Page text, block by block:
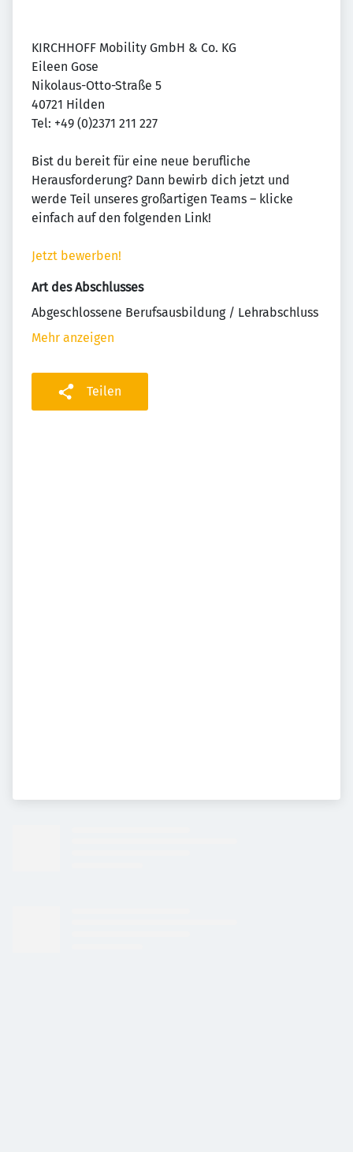
KIRCHHOFF Mobility GmbH & Co. KG
Eileen Gose
Nikolaus-Otto-Straße 5
40721 Hilden
Tel: +49 (0)2371 211 227
Bist du bereit für eine neue berufliche
Herausforderung? Dann bewirb dich jetzt und
werde Teil unseres großartigen Teams – klicke
einfach auf den folgenden Link!
Jetzt bewerben!
Art des Abschlusses
Abgeschlossene Berufsausbildung / Lehrabschluss
Mehr anzeigen
Teilen